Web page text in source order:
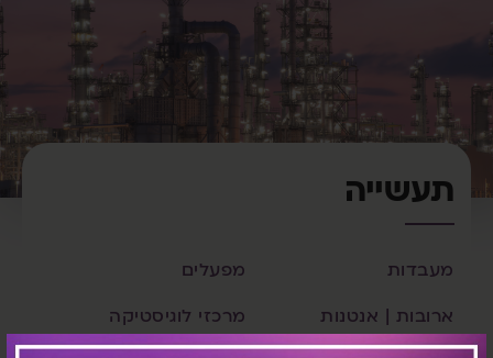
תעשייה
מעבדות
מפעלים
ארובות | אנטנות
מרכזי לוגיסטיקה